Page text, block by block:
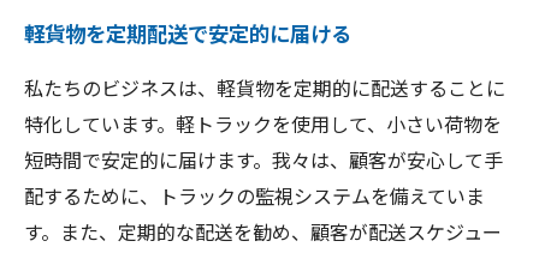
軽貨物を定期配送で安定的に届ける
私たちのビジネスは、軽貨物を定期的に配送することに
特化しています。軽トラックを使用して、小さい荷物を
短時間で安定的に届けます。我々は、顧客が安心して手
配するために、トラックの監視システムを備えていま
す。また、定期的な配送を勧め、顧客が配送スケジュー